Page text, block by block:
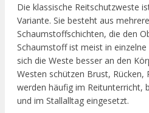
Die klassische Reitschutzweste
Variante. Sie besteht aus
Schaumstoffschichten, die den
Schaumstoff ist meist in
sich die Weste besser an den
Westen schützen Brust, Rücken,
werden häufig im Reitunterricht,
und im Stallalltag eingesetzt.